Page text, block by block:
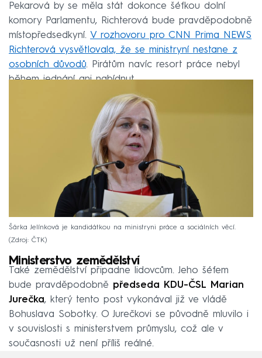
Pekarová by se měla stát dokonce šéfkou dolní
komory Parlamentu, Richterová bude pravděpodobně
místopředsedkyní. V rozhovoru pro CNN Prima NEWS
Richterová vysvětlovala, že se ministryní nestane z
osobních důvodů. Pirátům navíc resort práce nebyl
během jednání ani nabídnut.
Šárka Jelínková je kandidátkou na ministryni práce a sociálních věcí.
Zdroj: ČTK
Ministerstvo zemědělství
Také zemědělství připadne lidovcům. Jeho šéfem
bude pravděpodobně předseda KDU-ČSL Marian
Jurečka, který tento post vykonával již ve vládě
Bohuslava Sobotky. O Jurečkovi se původně mluvilo i
v souvislosti s ministerstvem průmyslu, což ale v
současnosti už není příliš reálné.